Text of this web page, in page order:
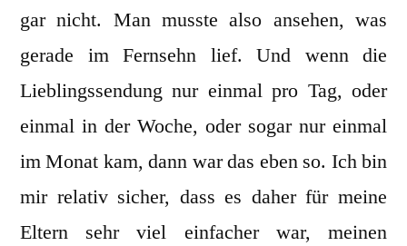
gar nicht. Man musste also ansehen, was
gerade im Fernsehn lief. Und wenn die
Lieblingssendung nur einmal pro Tag, oder
einmal in der Woche, oder sogar nur einmal
im Monat kam, dann war das eben so. Ich bin
mir relativ sicher, dass es daher für meine
Eltern sehr viel einfacher war, meinen